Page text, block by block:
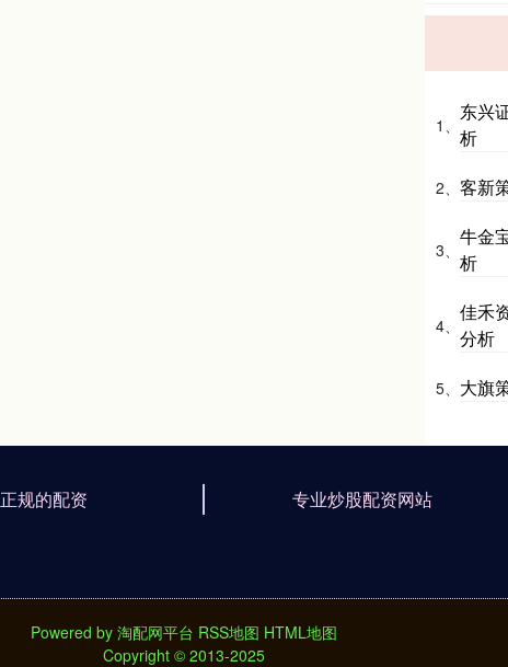
1、
东兴
析
2、 客新
3、
牛金
析
4、
佳禾
分析
5、 大旗
正规的配资 专业炒股配资网站
Powered by 淘配网平台 RSS地图 HTML地图
Copyright © 2013-2025